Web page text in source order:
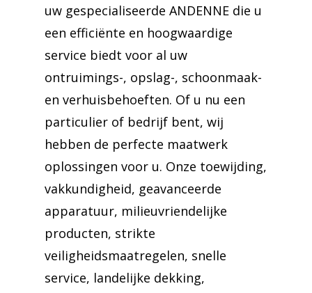
uw gespecialiseerde ANDENNE die u
een efficiënte en hoogwaardige
service biedt voor al uw
ontruimings-, opslag-, schoonmaak-
en verhuisbehoeften. Of u nu een
particulier of bedrijf bent, wij
hebben de perfecte maatwerk
oplossingen voor u. Onze toewijding,
vakkundigheid, geavanceerde
apparatuur, milieuvriendelijke
producten, strikte
veiligheidsmaatregelen, snelle
service, landelijke dekking,